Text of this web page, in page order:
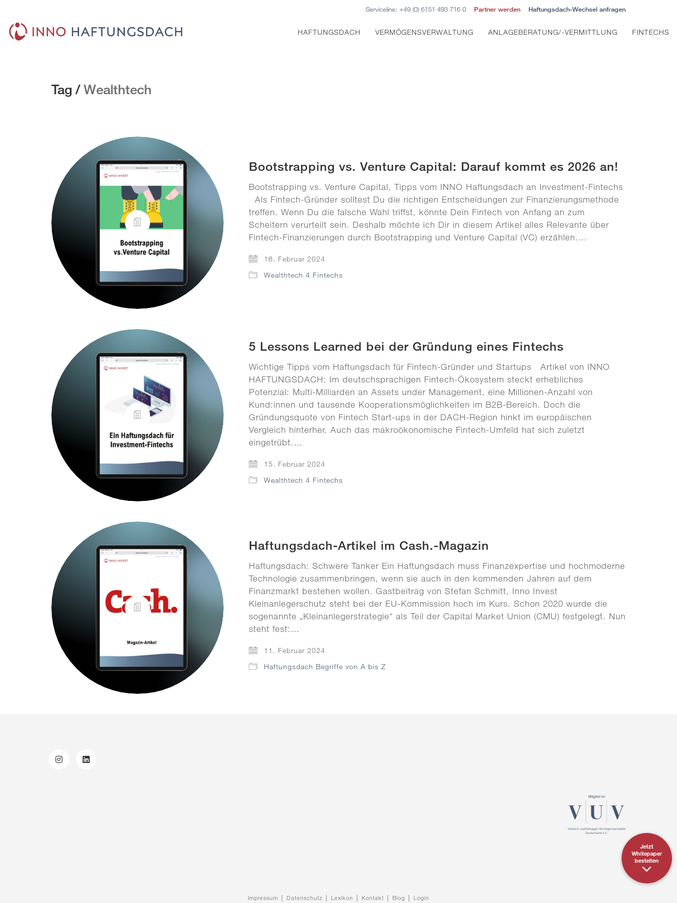
Serviceline: +49 (0) 6151 493 716 0 Partner werden Haftungsdach-Wechsel anfragen
HAFTUNGSDACH VERMÖGENSVERWALTUNG ANLAGEBERATUNG/-VERMITTLUNG FINTECHS
Tag /Wealthtech
Bootstrapping vs. Venture Capital: Darauf kommt es 2026 an!
Bootstrapping vs. Venture Capital, Tipps vom INNO Haftungsdach an Investment-Fintechs
Als Fintech-Gründer solltest Du die richtigen Entscheidungen zur Finanzierungsmethode
treffen. Wenn Du die falsche Wahl triffst, könnte Dein Fintech von Anfang an zum
Scheitern verurteilt sein. Deshalb möchte ich Dir in diesem Artikel alles Relevante über
Fintech-Finanzierungen durch Bootstrapping und Venture Capital (VC) erzählen.…
16. Februar 2024
Wealthtech 4 Fintechs
5 Lessons Learned bei der Gründung eines Fintechs
Wichtige Tipps vom Haftungsdach für Fintech-Gründer und Startups Artikel von INNO
HAFTUNGSDACH: Im deutschsprachigen Fintech-Ökosystem steckt erhebliches
Potenzial: Multi-Milliarden an Assets under Management, eine Millionen-Anzahl von
Kund:innen und tausende Kooperationsmöglichkeiten im B2B-Bereich. Doch die
Gründungsquote von Fintech Start-ups in der DACH-Region hinkt im europäischen
Vergleich hinterher. Auch das makroökonomische Fintech-Umfeld hat sich zuletzt
eingetrübt.…
15. Februar 2024
Wealthtech 4 Fintechs
Haftungsdach-Artikel im Cash.-Magazin
Haftungsdach: Schwere Tanker Ein Haftungsdach muss Finanzexpertise und hochmoderne
Technologie zusammenbringen, wenn sie auch in den kommenden Jahren auf dem
Finanzmarkt bestehen wollen. Gastbeitrag von Stefan Schmitt, Inno Invest
Kleinanlegerschutz steht bei der EU-Kommission hoch im Kurs. Schon 2020 wurde die
sogenannte „Kleinanlegerstrategie“ als Teil der Capital Market Union (CMU) festgelegt. Nun
steht fest:…
11. Februar 2024
Haftungsdach Begriffe von A bis Z
Jetzt
Whitepaper
bestellen
Impressum Datenschutz Lexikon Kontakt Blog
Login